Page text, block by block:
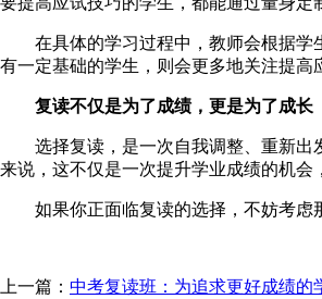
在具体的学习过程中，教师会根据学生
有一定基础的学生，则会更多地关注提高
复读不仅是为了成绩，更是为了成长
选择复读，是一次自我调整、重新出发
来说，这不仅是一次提升学业成绩的机会
如果你正面临复读的选择，不妨考虑那
上一篇： 中考复读班：为追求更好成绩的